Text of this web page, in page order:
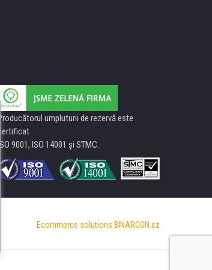
Producătorul umpluturii de rezervă este
certificat
ISO 9001, ISO 14001 şi STMC.
Ecommerce solutions BINARGON.cz